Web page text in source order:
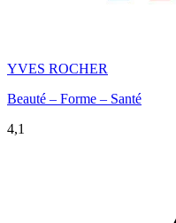
YVES ROCHER
Beauté – Forme – Santé
4,1